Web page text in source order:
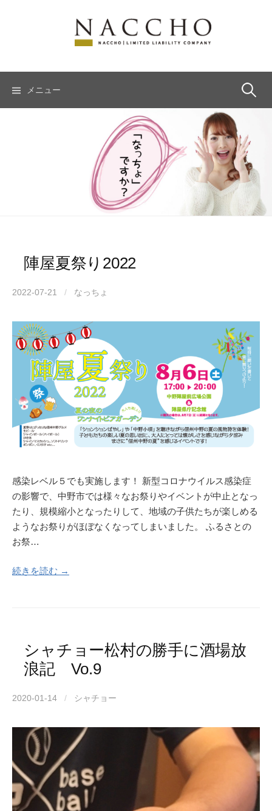
メニュー 検
陣屋夏祭り2022
2022-07-21 / なっちょ
感染レベル５でも実施します！ 新型コロナウイルス感染症
の影響で、中野市では様々なお祭りやイベントが中止となっ
たり、規模縮小となったりして、地域の子供たちが楽しめる
ようなお祭りがほぼなくなってしまいました。 ふるさとの
お祭…
続きを読む →
シャチョー松村の勝手に酒場放
浪記 Vo.9
2020-01-14 / シャチョー